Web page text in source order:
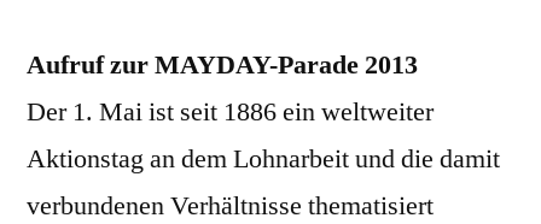
Aufruf zur MAYDAY-Parade 2013
Der 1. Mai ist seit 1886 ein weltweiter
Aktionstag an dem Lohnarbeit und die damit
verbundenen Verhältnisse thematisiert